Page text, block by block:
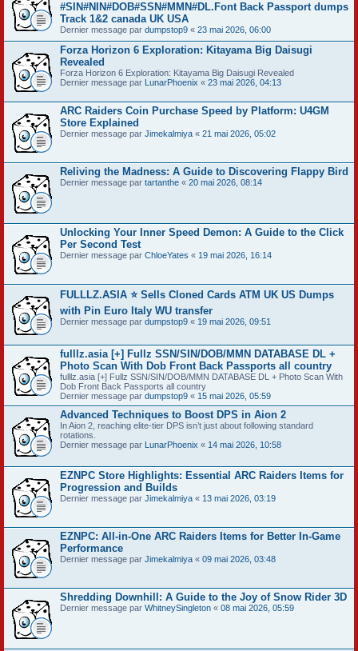
#SIN#NIN#DOB#SSN#MMN#DL.Font Back Passport dumps
Track 1&2 canada UK USA
Dernier message par dumpstop9 « 23 mai 2026, 06:00
Forza Horizon 6 Exploration: Kitayama Big Daisugi
Revealed
Forza Horizon 6 Exploration: Kitayama Big Daisugi Revealed
Dernier message par LunarPhoenix « 23 mai 2026, 04:13
ARC Raiders Coin Purchase Speed by Platform: U4GM
Store Explained
Dernier message par Jimekalmiya « 21 mai 2026, 05:02
Reliving the Madness: A Guide to Discovering Flappy Bird
Dernier message par tartanthe « 20 mai 2026, 08:14
Unlocking Your Inner Speed Demon: A Guide to the Click
Per Second Test
Dernier message par ChloeYates « 19 mai 2026, 16:14
FULLLZ.ASIA ⭐️ Sells Cloned Cards ATM UK US Dumps
with Pin Euro Italy WU transfer
Dernier message par dumpstop9 « 19 mai 2026, 09:51
fulllz.asia [+] Fullz SSN/SIN/DOB/MMN DATABASE DL +
Photo Scan With Dob Front Back Passports all country
fulllz.asia [+] Fullz SSN/SIN/DOB/MMN DATABASE DL + Photo Scan With
Dob Front Back Passports all country
Dernier message par dumpstop9 « 15 mai 2026, 05:59
Advanced Techniques to Boost DPS in Aion 2
In Aion 2, reaching elite-tier DPS isn’t just about following standard
rotations.
Dernier message par LunarPhoenix « 14 mai 2026, 10:58
EZNPC Store Highlights: Essential ARC Raiders Items for
Progression and Builds
Dernier message par Jimekalmiya « 13 mai 2026, 03:19
EZNPC: All-in-One ARC Raiders Items for Better In-Game
Performance
Dernier message par Jimekalmiya « 09 mai 2026, 03:48
Shredding Downhill: A Guide to the Joy of Snow Rider 3D
Dernier message par WhitneySingleton « 08 mai 2026, 05:59